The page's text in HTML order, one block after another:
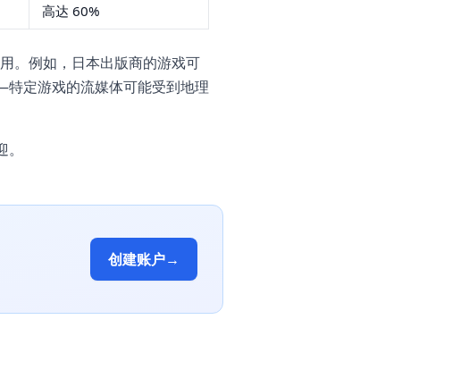
高达 60%
。例如，日本出版商的游戏可
定游戏的流媒体可能受到地理
创建账户→